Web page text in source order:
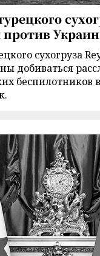
сухогруза
добиваться
беспилотников